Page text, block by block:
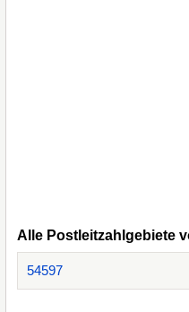
Alle Postleitzahlgebiete
54597